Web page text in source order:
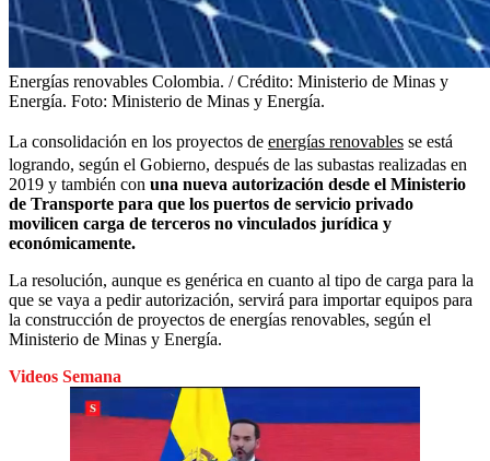
Energías renovables Colombia. / Crédito: Ministerio de Minas y
Energía. Foto: Ministerio de Minas y Energía.
La consolidación en los proyectos de energías renovables se está
logrando, según el Gobierno, después de las subastas realizadas en
2019 y también con una nueva autorización desde el Ministerio
de Transporte para que los puertos de servicio privado
movilicen carga de terceros no vinculados jurídica y
económicamente.
La resolución, aunque es genérica en cuanto al tipo de carga para la
que se vaya a pedir autorización, servirá para importar equipos para
la construcción de proyectos de energías renovables, según el
Ministerio de Minas y Energía.
Videos Semana